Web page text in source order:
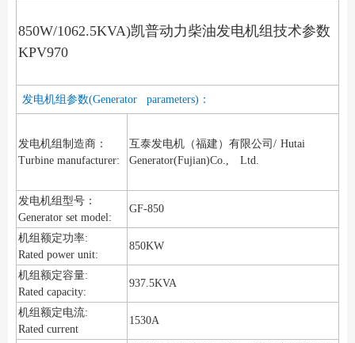
850W/1062.5KVA)凯普动力柴油发电机组技术参数
KPV970
发电机组参数(Generator parameters)：
发电机组制造商：
Turbine manufacturer:
互泰发电机（福建）有限公司/ Hutai
Generator(Fujian)Co., Ltd.
发电机组型号：
Generator set model:
GF-850
机组额定功率:
Rated power unit:
850KW
机组额定容量:
Rated capacity:
937.5KVA
机组额定电流:
Rated current
1530A